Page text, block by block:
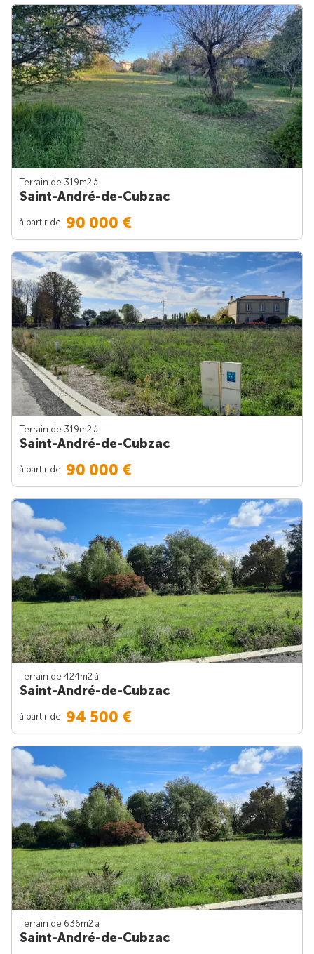
Terrain de 319m2 à
Saint-André-de-Cubzac
à partir de 90 000 €
Terrain de 319m2 à
Saint-André-de-Cubzac
à partir de 90 000 €
Terrain de 424m2 à
Saint-André-de-Cubzac
à partir de 94 500 €
Terrain de 636m2 à
Saint-André-de-Cubzac